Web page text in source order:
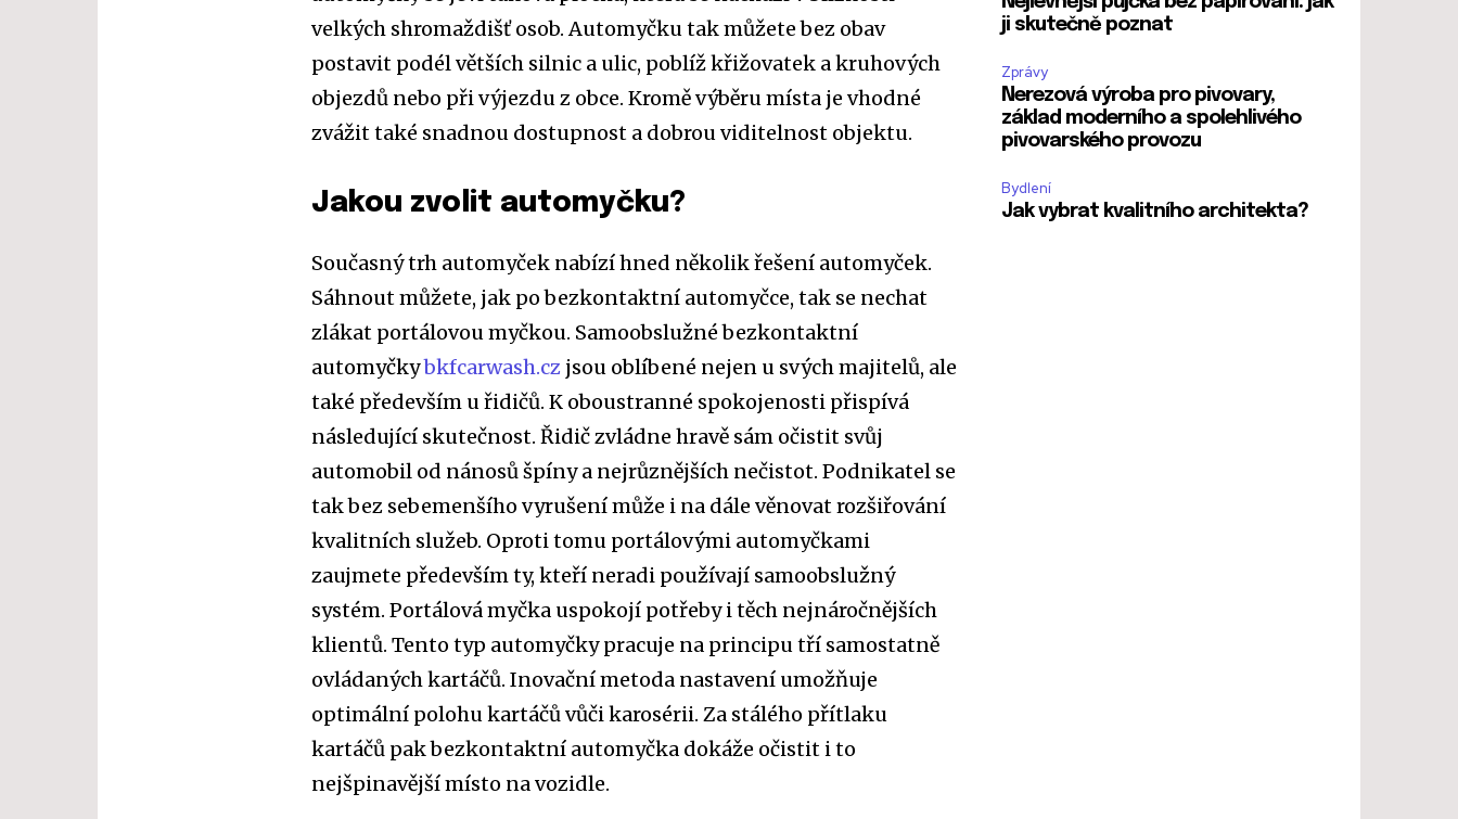
velkých shromaždišť osob. Automyčku tak můžete bez obav
postavit podél větších silnic a ulic, poblíž křižovatek a kruhových
objezdů nebo při výjezdu z obce. Kromě výběru místa je vhodné
zvážit také snadnou dostupnost a dobrou viditelnost objektu.
Jakou zvolit automyčku?
Současný trh automyček nabízí hned několik řešení automyček.
Sáhnout můžete, jak po bezkontaktní automyčce, tak se nechat
zlákat portálovou myčkou. Samoobslužné bezkontaktní
automyčkybkfcarwash.cz jsou oblíbené nejen u svých majitelů, ale
také především u řidičů. K oboustranné spokojenosti přispívá
následující skutečnost. Řidič zvládne hravě sám očistit svůj
automobil od nánosů špíny a nejrůznějších nečistot. Podnikatel se
tak bez sebemenšího vyrušení může i na dále věnovat rozšiřování
kvalitních služeb. Oproti tomu portálovými automyčkami
zaujmete především ty, kteří neradi používají samoobslužný
systém. Portálová myčka uspokojí potřeby i těch nejnáročnějších
klientů. Tento typ automyčky pracuje na principu tří samostatně
ovládaných kartáčů. Inovační metoda nastavení umožňuje
optimální polohu kartáčů vůči karosérii. Za stálého přítlaku
kartáčů pak bezkontaktní automyčka dokáže očistit i to
nejšpinavější místo na vozidle.
ji skutečně poznat
Zprávy
Nerezová výroba pro pivovary,
základ moderního a spolehlivého
pivovarského provozu
Bydlení
Jak vybrat kvalitního architekta?